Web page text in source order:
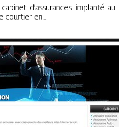
d’assurances implanté au
courtier en…